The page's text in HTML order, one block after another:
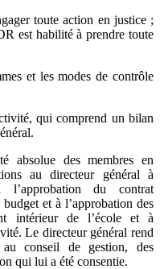
toute action en justice ;
est habilité à prendre toute
et les modes de contrôle
qui comprend un bilan
absolue des membres en
au directeur général à
du contrat
et à l’approbation des
intérieur de l’école et à
Le directeur général rend
conseil de gestion, des
qui lui a été consentie.